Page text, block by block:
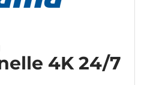
4K 24/7